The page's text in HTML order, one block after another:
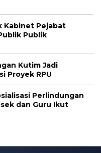
Kabinet Pejabat
Publik
Kutim Jadi
Proyek RPU
Perlindungan
dan Guru Ikut